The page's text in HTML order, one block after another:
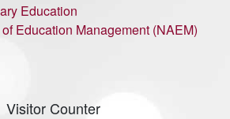
Education
Education Management (NAEM)
Visitor Counter